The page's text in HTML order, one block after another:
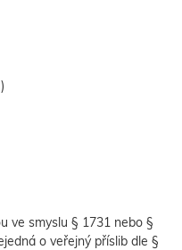
ve smyslu § 1731 nebo §
o veřejný příslib dle §